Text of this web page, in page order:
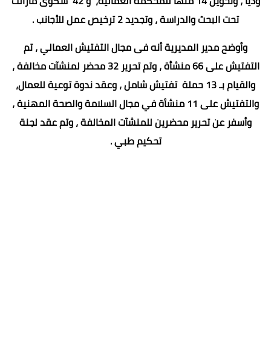
تحت البحث والدراسة ، وتجديد 2 ترخيص عمل للأجانب .
وأوضح مدير المديرية أنه فى مجال التفتيش العمالي ، تم
التفتيش على 66 منشأة ، وتم تحرير 32 محضر لمنشآت مخالفة ،
والقيام بـ 13 حملة تفتيش شامل ، وعقد ندوة توعية للعمال،
والتفتيش على 11 منشأة في مجال السلامة والصحة المهنية ،
وأسفر عن تحرير محضرين للمنشآت المخالفة ، وتم عقد لجنة
تحكيم طبي .